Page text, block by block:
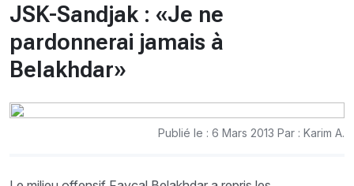
JSK-Sandjak : «Je ne
pardonnerai jamais à
Belakhdar»
Publié le : 6 Mars 2013 Par : Karim A.